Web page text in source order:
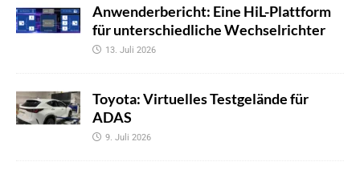
Anwenderbericht: Eine HiL-Plattform
für unterschiedliche Wechselrichter
13. Juli 2026
Toyota: Virtuelles Testgelände für
ADAS
9. Juli 2026